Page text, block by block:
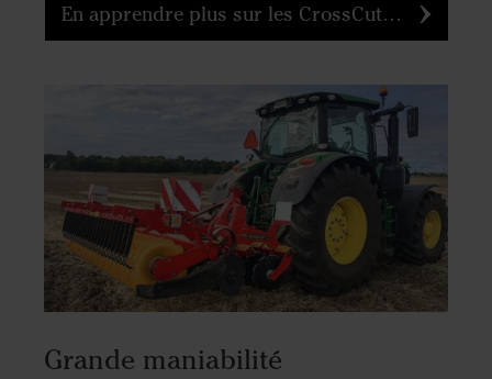
En apprendre plus sur les CrossCutter Disc
Grande maniabilité